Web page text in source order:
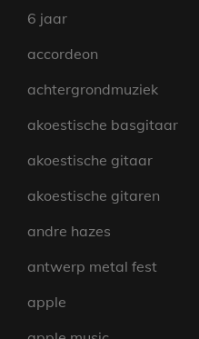
6 jaar
accordeon
achtergrondmuziek
akoestische basgitaar
akoestische gitaar
akoestische gitaren
andre hazes
antwerp metal fest
apple